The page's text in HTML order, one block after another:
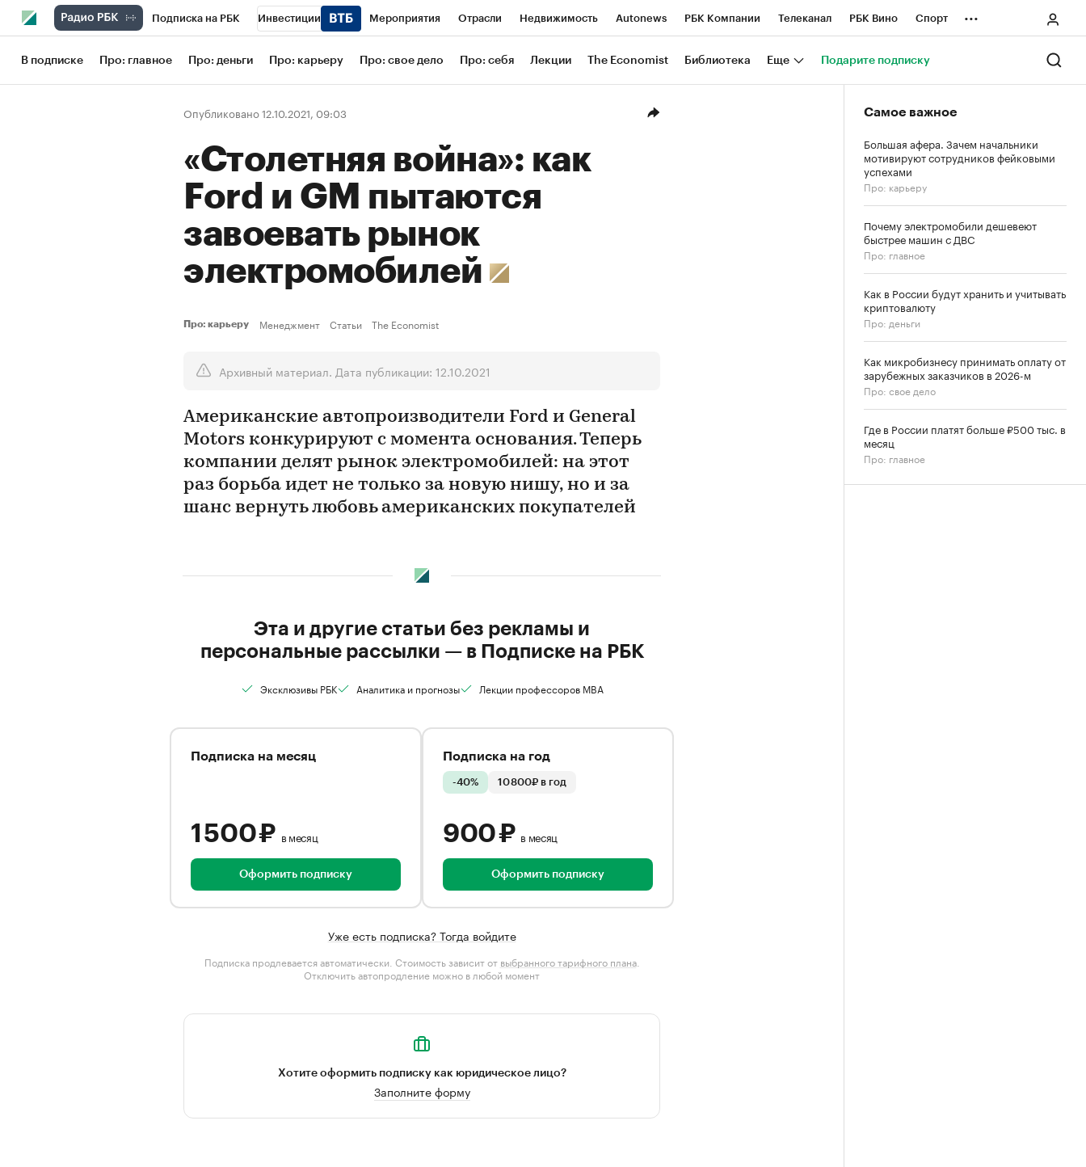
Подписка на РБК Инвестиции Мероприятия Отрасли Недвижимость Autonews РБК Компании Телеканал РБК Вино Спорт
Школа управления РБК РБК Образование РБК Life Тренды Визионеры Национальные проекты Город
Рынок наличной валюты
...
В подписке Про: главное Про: деньги Про: карьеру Про: свое дело Про: себя Лекции The Economist Библиотека Еще Подарите подписку
Опубликовано 12.10.2021, 09:03
«Столетняя война»: как
Ford и GM пытаются
завоевать рынок
электромобилей
Про: карьеру Менеджмент Статьи The Economist
Архивный материал. Дата публикации: 12.10.2021
Американские автопроизводители Ford и General
Motors конкурируют с момента основания. Теперь
компании делят рынок электромобилей: на этот
раз борьба идет не только за новую нишу, но и за
шанс вернуть любовь американских покупателей
Эта и другие статьи без рекламы и
персональные рассылки — в Подписке на РБК
Эксклюзивы РБК Аналитика и прогнозы Лекции профессоров MBA
Подписка на месяц
1 500 ₽ в месяц
Оформить подписку
Подписка на год
-40% 10 800₽ в год
900 ₽ в месяц
Оформить подписку
Уже есть подписка? Тогда войдите
Подписка продлевается автоматически. Стоимость зависит от выбранного тарифного плана.
Отключить автопродление можно в любой момент
Хотите оформить подписку как юридическое лицо?
Заполните форму
Самое важное
Большая афера. Зачем начальники
мотивируют сотрудников фейковыми
успехами
Про: карьеру
Почему электромобили дешевеют
быстрее машин с ДВС
Про: главное
Как в России будут хранить и учитывать
криптовалюту
Про: деньги
Как микробизнесу принимать оплату от
зарубежных заказчиков в 2026-м
Про: свое дело
Где в России платят больше ₽500 тыс. в
месяц
Про: главное